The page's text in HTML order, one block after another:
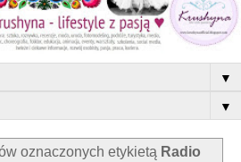
▼
▼
oznaczonych etykietą Radio